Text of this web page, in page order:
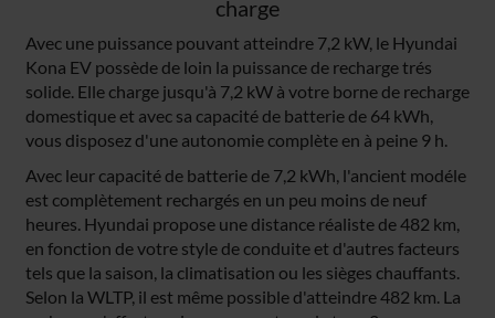
analysieren. Außerdem geben wir Informationen zu Ihrer
Verwendung unserer Website an unsere Partner für
soziale Medien, Werbung und Analysen weiter. Unsere
Partner führen diese Informationen möglicherweise mit
weiteren Daten zusammen, die du ihnen bereitgestellt
hast oder die sie im Rahmen deiner Nutzung der Dienste
gesammelt haben. Weitere Informationen findest du in
unsererDatenschutzerklärungund unserem
Impressum.
charge
Avec une puissance pouvant atteindre 7,2 kW, le Hyundai
Kona EV possède de loin la puissance de recharge trés
solide. Elle charge jusqu'à 7,2 kW à votre borne de recharge
domestique et avec sa capacité de batterie de 64 kWh,
vous disposez d'une autonomie complète en à peine 9 h.
Avec leur capacité de batterie de 7,2 kWh, l'ancient modéle
est complètement rechargés en un peu moins de neuf
heures. Hyundai propose une distance réaliste de 482 km,
en fonction de votre style de conduite et d'autres facteurs
tels que la saison, la climatisation ou les sièges chauffants.
Selon la WLTP, il est même possible d'atteindre 482 km. La